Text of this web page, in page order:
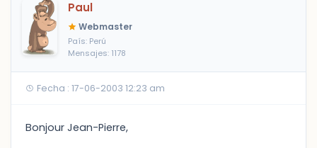
Paul
Webmaster
País: Perú
Mensajes: 1178
Fecha : 17-06-2003 12:23 am
Bonjour Jean-Pierre,